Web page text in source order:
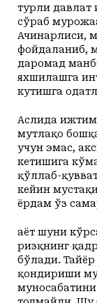
турли давлат
сўраб
Ачинарлиси,
фойдаланиб,
даромад
яхшилашга
кутишга
Аслида
мутлақо
учун эмас,
кетишига
қўллаб-
кейин
ёрдам ўз
Ҳаёт шуни
ризқнинг
бўлади.
қондириши